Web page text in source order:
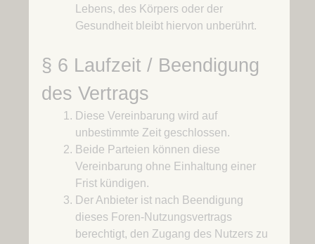
Lebens, des Körpers oder der
Gesundheit bleibt hiervon unberührt.
§ 6 Laufzeit / Beendigung
des Vertrags
Diese Vereinbarung wird auf
unbestimmte Zeit geschlossen.
Beide Parteien können diese
Vereinbarung ohne Einhaltung einer
Frist kündigen.
Der Anbieter ist nach Beendigung
dieses Foren-Nutzungsvertrags
berechtigt, den Zugang des Nutzers zu